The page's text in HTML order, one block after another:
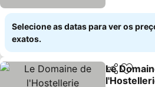
Selecione as datas para ver os
exatos.
Partilhar
Le